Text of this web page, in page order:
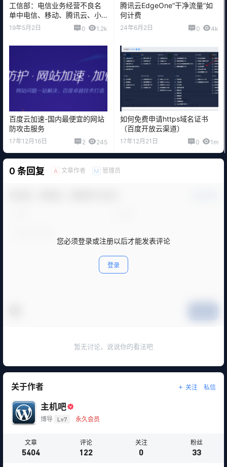
工信部：电信业务经营不良名
单中电信、移动、腾讯云、小
鸟云等上榜
19年5月2日 0 1.2k
腾讯云EdgeOne“干净流量”如
何计费
24年6月2日 0 4k
百度云加速-国内最便宜的网站
防攻击服务
17年12月16日 2 245
如何免费申请https域名证书
（百度开放云渠道）
17年12月21日 0 1m
0 条回复 A 文章作者 M 管理员
您必须登录或注册以后才能发表评论
登录
暂无讨论，说说你的看法吧
关于作者 关注 私信
主机吧
博导 Lv7 永久会员
文章
5404
评论
122
关注
0
粉丝
33